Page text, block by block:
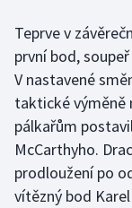
Golf
Gymnastika
Házená
Jezdectví
Teprve v
první bod,
V nastavené
taktické výměně
pálkařům
McCarthyho.
prodloužení po
vítězný bod